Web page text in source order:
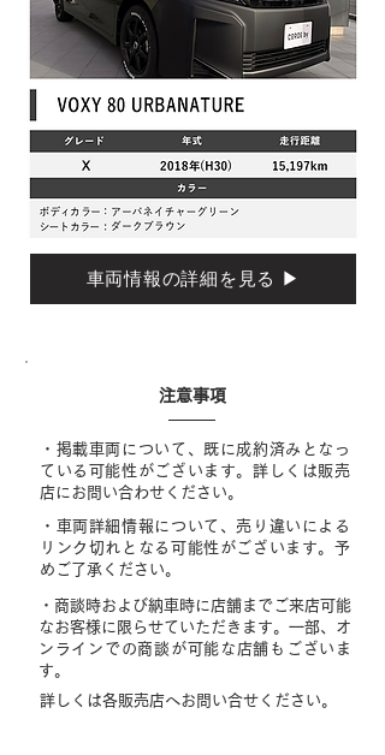
車両情報の詳細を見る ▶
・掲載車両について、既に成約済みとなっ
ている可能性がございます。詳しくは販売
店にお問い合わせください。
・車両詳細情報について、売り違いによる
リンク切れとなる可能性がございます。予
めご了承ください。
・商談時および納車時に店舗までご来店可能
なお客様に限らせていただきます。一部、オ
ンラインでの商談が可能な店舗もございま
す。
詳しくは各販売店へお問い合せください。
​注意事項